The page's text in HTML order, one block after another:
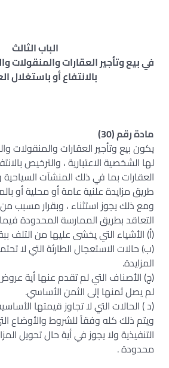
الباب الثالث
في بيع وتأجير العقارات والمنقولات
بالانتفاع أو باستغلال
مادة رقم (30)
يكون بيع وتأجير العقارات والمنقولات
لها الشخصية الاعتبارية ، والترخيص
العقارات بما في ذلك المنشآت
طريق مزايدة علنية عامة أو محلية أو
ومع ذلك يجوز استثناء ، وبقرار مسبب
التعاقد بطريق الممارسة المحدودة
(أ) الأشياء التي يخشى عليها من التلف
(ب) حالات الاستعجال الطارئة التي لا
المزايدة.
(ج) الأصناف التي لم تقدم عنها أية
لم يصل ثمنها إلى الثمن الأساسي.
(د ) الحالات التي لا تجاوز قيمتها
ويتم ذلك كله وفقاً للشروط والأوضاع
التنفيذية ولا يجوز في أية حال تحويل
محدودة .